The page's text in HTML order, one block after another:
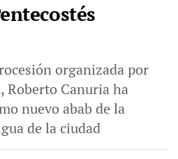
organizada por
Roberto Canuria ha
nuevo abab de la
de la ciudad